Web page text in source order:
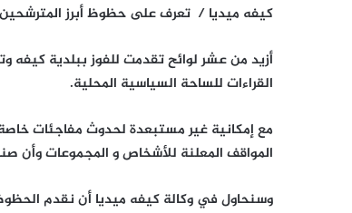
كيفه ميديا / تعرف على حظوظ أبرز
أزيد من عشر لوائح تقدمت للفوز ببلدية
القراءات للساحة السياسية المحلية.
المواقف المعلنة للأشخاص و المجموعات وأن
وسنحاول في وكالة كيفه ميديا أن نقدم